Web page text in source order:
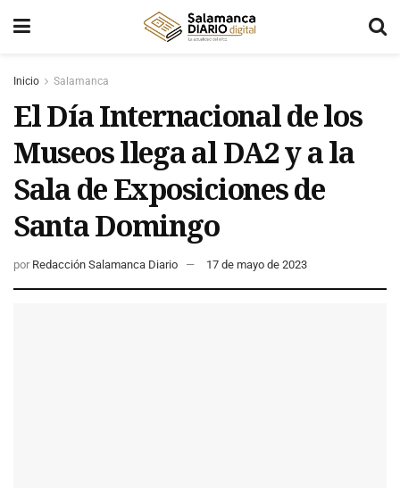
Inicio Salamanca
El Día Internacional de los
Museos llega al DA2 y a la
Sala de Exposiciones de
Santa Domingo
por Redacción Salamanca Diario 17 de mayo de 2023